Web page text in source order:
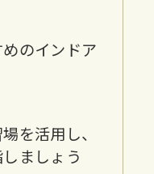
のインドア
を活用し、
ましょう